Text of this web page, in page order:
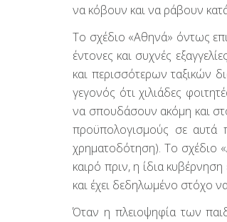
να κόβουν και να ράβουν
Το σχέδιο «Αθηνά» όντως
έντονες και συχνές
και περισσότερων ταξικών
γεγονός ότι χιλιάδες
να σπουδάσουν ακόμη και
προϋπολογισμούς σε αυτά
χρηματοδότηση). Το σχέδιο
καιρό πριν, η ίδια κυβέρνηση
και έχει δεδηλωμένο στόχο
Όταν η πλειοψηφία των